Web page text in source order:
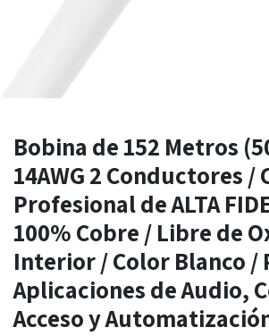
Bobina de 152 Metros
14AWG 2 Conductores /
Profesional de ALTA
100% Cobre / Libre de
Interior / Color Blanco /
Aplicaciones de Audio,
Acceso y